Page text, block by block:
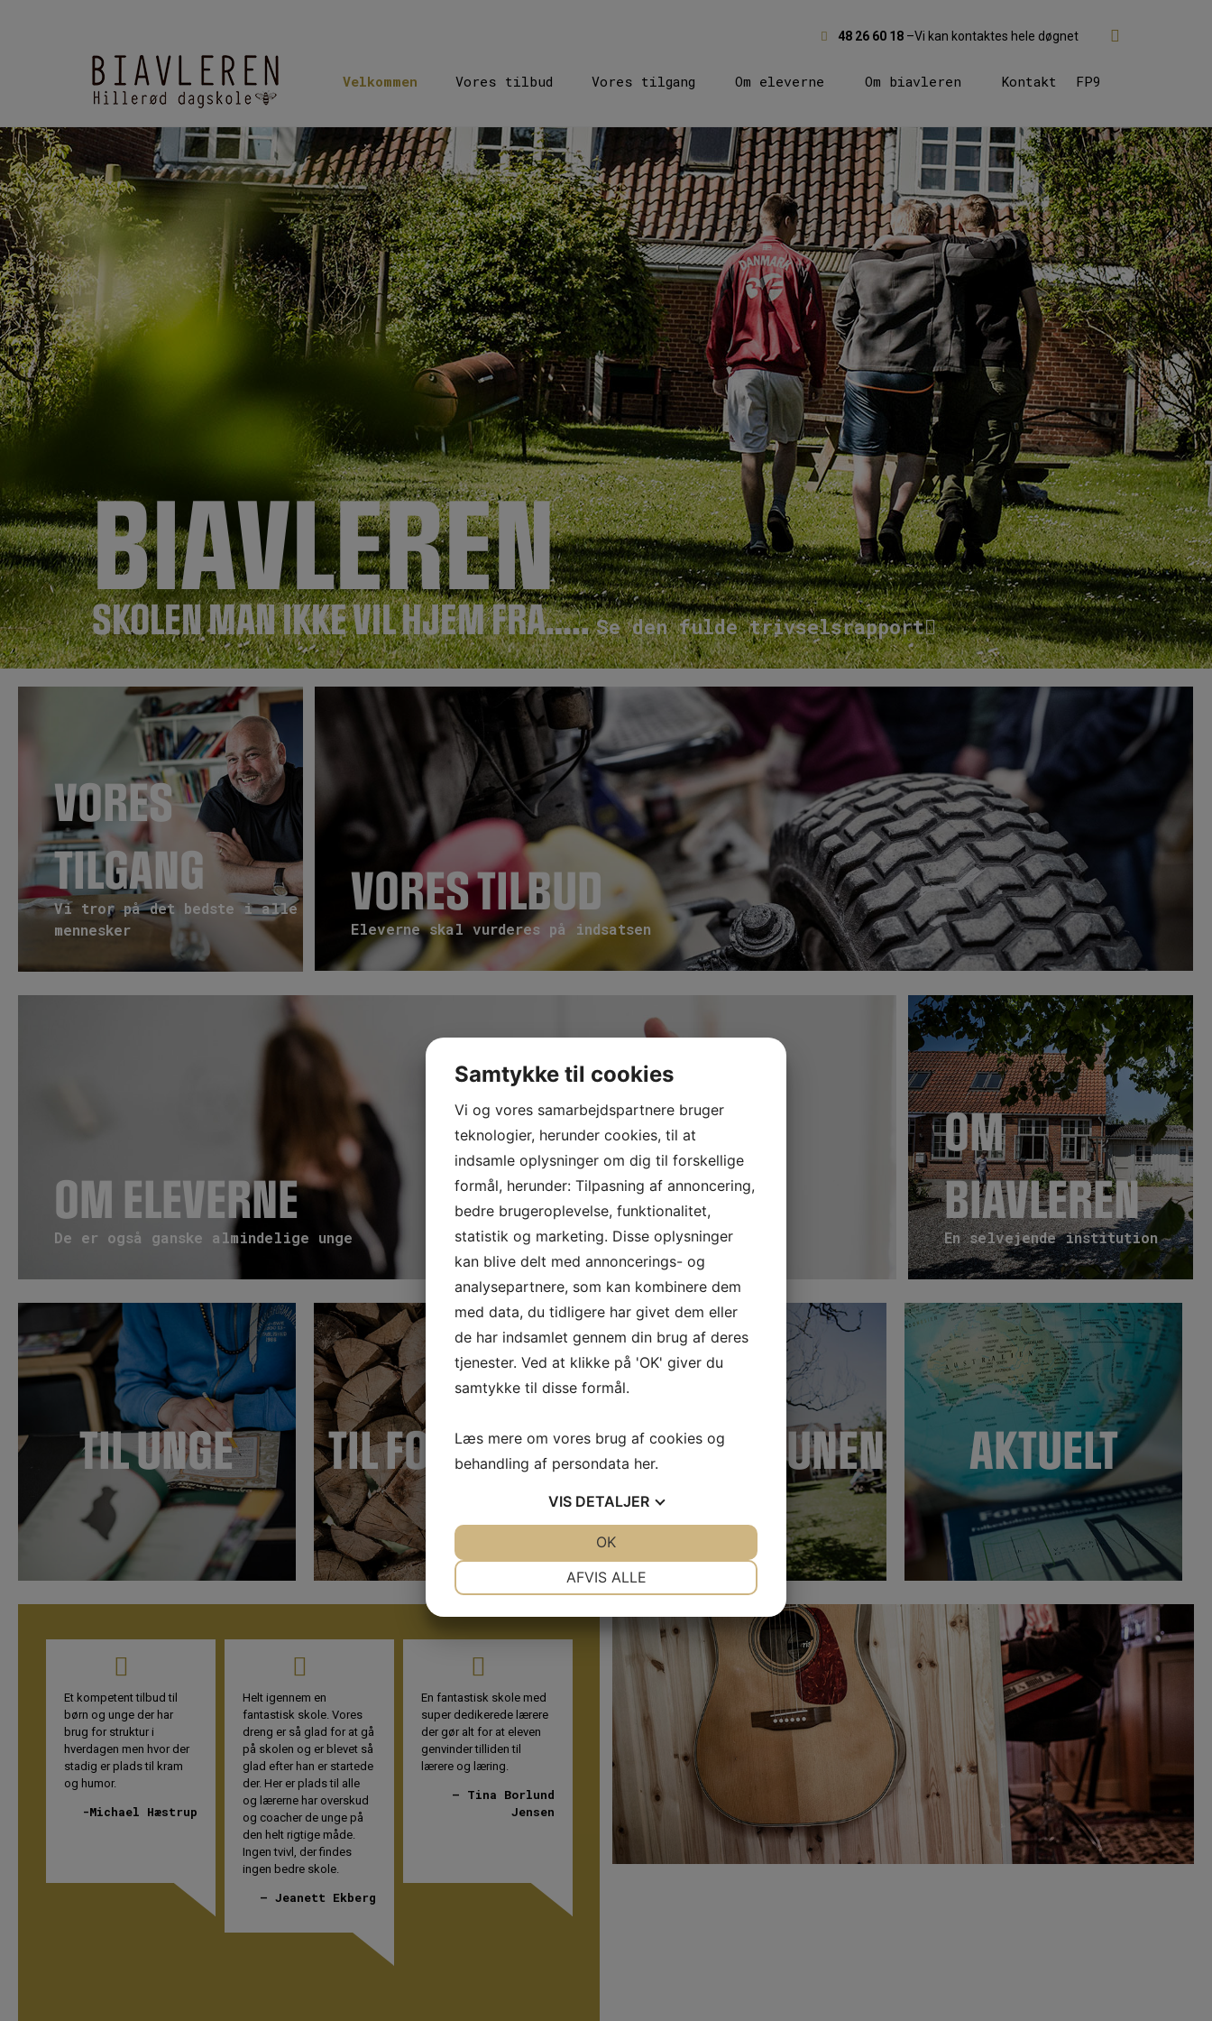
48 26 60 18 –Vi kan kontaktes hele døgnet
Velkommen Vores tilbud Vores tilgang Om eleverne Om biavleren Kontakt FP9
BIAVLEREN
SKOLEN MAN IKKE VIL HJEM FRA…..Se den fulde trivselsrapport
VORES
TILGANG
Vi tror på det bedste i alle
mennesker
VORES TILBUD
Eleverne skal vurderes på indsatsen
OM ELEVERNE
De er også ganske almindelige unge
OM
BIAVLEREN
En selvejende institution
TIL UNGE TIL FORÆLDRE TIL KOMMUNEN AKTUELT
Helt igennem en
fantastisk skole. Vores
dreng er så glad for at gå
på skolen og er blevet så
glad efter han er startede
der. Her er plads til alle
og coacher de unge på
– Jeanett Ekberg
En fantastisk skole med
super dedikerede lærere
der gør alt for at eleven
genvinder tilliden til
lærere og læring.
– Tina Borlund
Jensen
Fantastisk skole i dejlige
omgivelser, har aldrig
oplevet voksne på en
skole der vil de unge så
meget som her.
for min søn og at han
efter mange års kamp
næsten hver dag.
Et kompetent tilbud til
børn og unge der har
brug for struktur i
hverdagen men hvor der
stadig er plads til kram
-Michael Hæstrup
Helt igennem en
fantastisk skole. Vores
dreng er så glad for at gå
på skolen og er blevet så
glad efter han er startede
der. Her er plads til alle
og lærerne har overskud
og coacher de unge på
den helt rigtige måde.
Ingen tvivl, der findes
ingen bedre skole.
En fantastisk skole med
super dedikerede lærere
der gør alt for at eleven
genvinder tilliden til
lærere og læring.
– Tina Borlund
Jensen
Samtykke til cookies
Vi og vores samarbejdspartnere bruger
teknologier, herunder cookies, til at
indsamle oplysninger om dig til forskellige
formål, herunder: Tilpasning af annoncering,
bedre brugeroplevelse, funktionalitet,
statistik og marketing. Disse oplysninger
kan blive delt med annoncerings- og
analysepartnere, som kan kombinere dem
med data, du tidligere har givet dem eller
de har indsamlet gennem din brug af deres
tjenester. Ved at klikke på 'OK' giver du
samtykke til disse formål.
Læs mere om vores brug af cookies og
behandling af persondata her.
VIS DETALJER
STATISTIK
AFVIS ALLE
OK